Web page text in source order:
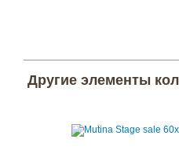
Другие элементы